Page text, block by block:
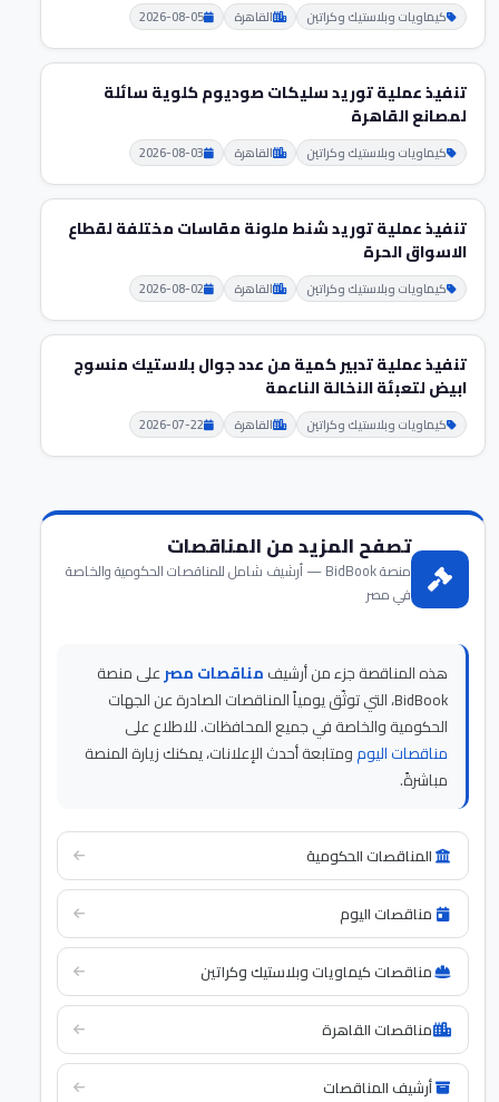
كيماويات وبلاستيك وكراتين القاهرة 2026-08-05
تنفيذ عملية توريد سليكات صوديوم كلوية سائلة
لمصانع القاهرة
كيماويات وبلاستيك وكراتين القاهرة 2026-08-03
تنفيذ عملية توريد شنط ملونة مقاسات مختلفة لقطاع
الاسواق الحرة
كيماويات وبلاستيك وكراتين القاهرة 2026-08-02
تنفيذ عملية تدبير كمية من عدد جوال بلاستيك منسوج
ابيض لتعبئة النخالة الناعمة
كيماويات وبلاستيك وكراتين القاهرة 2026-07-22
تصفح المزيد من المناقصات
منصة BidBook — أرشيف شامل للمناقصات الحكومية والخاصة
في مصر
هذه المناقصة جزء من أرشيفمناقصات مصرعلى منصة
BidBook، التي توثّق يومياً المناقصات الصادرة عن الجهات
الحكومية والخاصة في جميع المحافظات. للاطلاع على
مناقصات اليومومتابعة أحدث الإعلانات، يمكنك زيارة المنصة
مباشرةً.
المناقصات الحكومية
مناقصات اليوم
مناقصات كيماويات وبلاستيك وكراتين
مناقصات القاهرة
أرشيف المناقصات